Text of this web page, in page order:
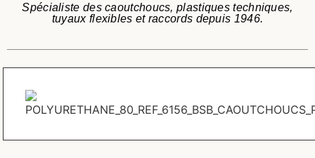
Spécialiste des caoutchoucs, plastiques techniques,
tuyaux flexibles et raccords depuis 1946.